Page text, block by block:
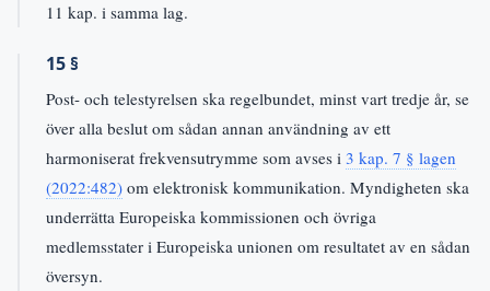
11 kap. i samma lag.
15 §
Post- och telestyrelsen ska regelbundet, minst vart tredje år, se
över alla beslut om sådan annan användning av ett
harmoniserat frekvensutrymme som avses i 3 kap. 7 § lagen
(2022:482) om elektronisk kommunikation. Myndigheten ska
underrätta Europeiska kommissionen och övriga
medlemsstater i Europeiska unionen om resultatet av en sådan
översyn.